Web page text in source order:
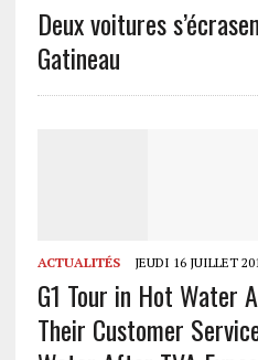
Deux voitures
Gatineau
ACTUALITÉS JEUDI 16 JUILLET
G1 Tour in Hot Water
Their Customer